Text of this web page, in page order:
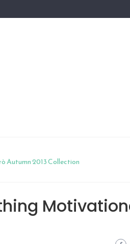
Autumn 2013 Collection